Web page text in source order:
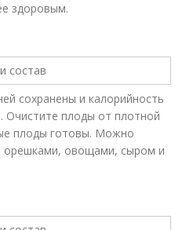
здоровым.
сохранены и калорийность
Очистите плоды от плотной
плоды готовы. Можно
орешками, овощами, сыром и